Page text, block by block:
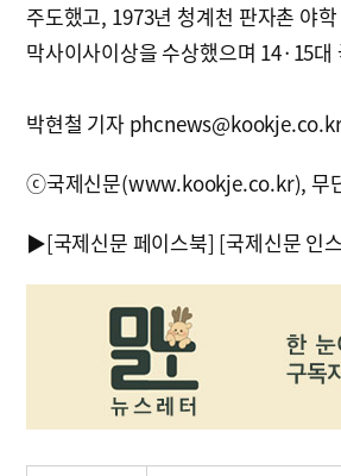
주도했고, 1973년 청계천 판자촌 야
막사이사이상을 수상했으며 14·15
박현철 기자
ⓒ국제신문(www.kookje.co.kr), 무
▶[국제신문 페이스북] [국제신문 인